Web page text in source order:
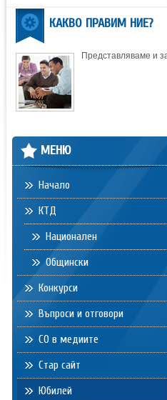
КАКВО ПРАВИМ НИЕ?
Представляваме и
МЕНЮ
Начало
КТД
Национален
Общински
Конкурси
Въпроси и отговори
СО в медиите
Стар сайт
Юбилей